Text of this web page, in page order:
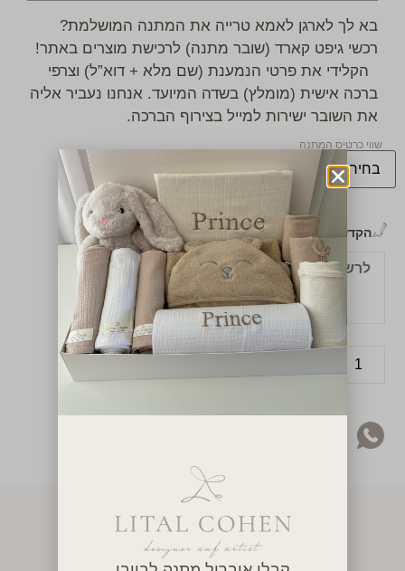
בא לך לארגן לאמא טרייה את המתנה המושלמת?
רכשי גיפט קארד (שובר מתנה) לרכישת מוצרים באתר!
הקלידי את פרטי הנמענת (שם מלא + דוא”ל) וצרפי
ברכה אישית (מומלץ) בשדה המיועד. אנחנו נעביר אליה
את השובר ישירות למייל בצירוף הברכה.
שווי כרטיס המתנה
הקדשה אישית